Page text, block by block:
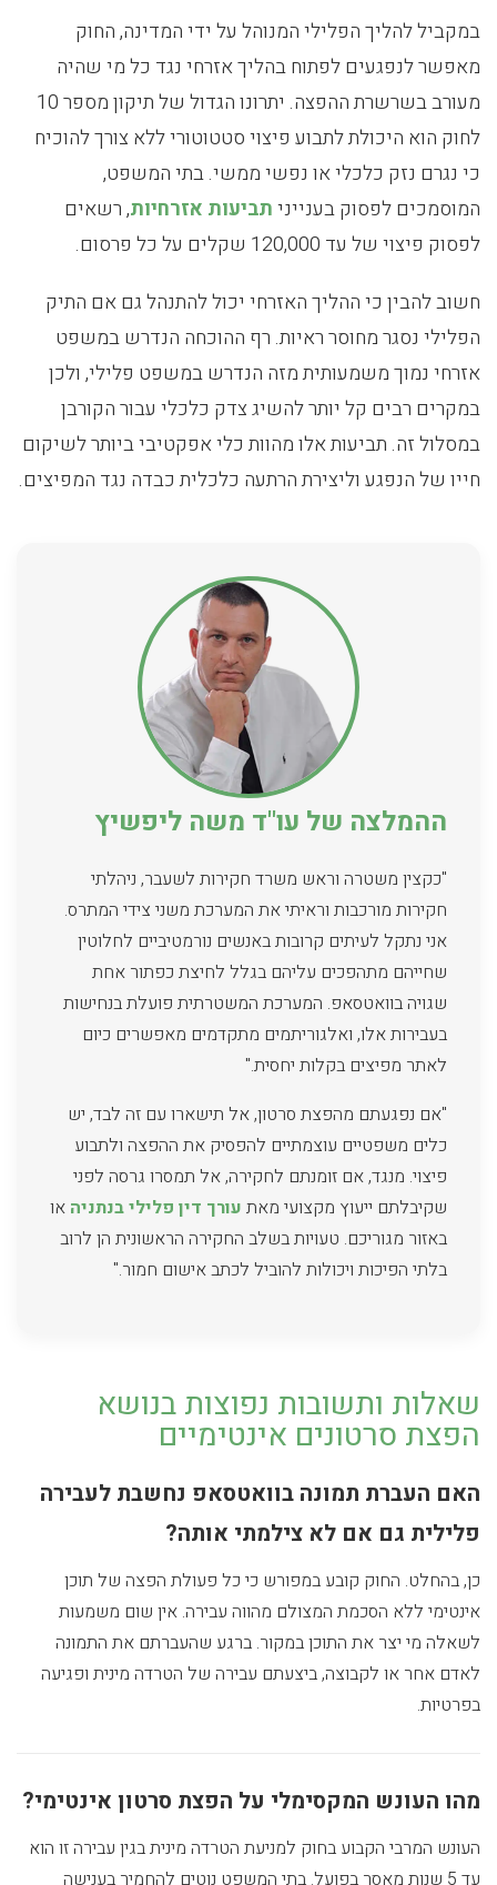
במקביל להליך הפלילי המנוהל על ידי המדינה, החוק
מאפשר לנפגעים לפתוח בהליך אזרחי נגד כל מי שהיה
מעורב בשרשרת ההפצה. יתרונו הגדול של תיקון מספר 10
לחוק הוא היכולת לתבוע פיצוי סטטוטורי ללא צורך להוכיח
כי נגרם נזק כלכלי או נפשי ממשי. בתי המשפט,
המוסמכים לפסוק בענייניתביעות אזרחיות, רשאים
לפסוק פיצוי של עד 120,000 שקלים על כל פרסום.
חשוב להבין כי ההליך האזרחי יכול להתנהל גם אם התיק
הפלילי נסגר מחוסר ראיות. רף ההוכחה הנדרש במשפט
אזרחי נמוך משמעותית מזה הנדרש במשפט פלילי, ולכן
במקרים רבים קל יותר להשיג צדק כלכלי עבור הקורבן
במסלול זה. תביעות אלו מהוות כלי אפקטיבי ביותר לשיקום
חייו של הנפגע וליצירת הרתעה כלכלית כבדה נגד המפיצים.
ההמלצה של עו"ד משה ליפשיץ
"כקצין משטרה וראש משרד חקירות לשעבר, ניהלתי
חקירות מורכבות וראיתי את המערכת משני צידי המתרס.
אני נתקל לעיתים קרובות באנשים נורמטיביים לחלוטין
שחייהם מתהפכים עליהם בגלל לחיצת כפתור אחת
שגויה בוואטסאפ. המערכת המשטרתית פועלת בנחישות
בעבירות אלו, ואלגוריתמים מתקדמים מאפשרים כיום
לאתר מפיצים בקלות יחסית."
"אם נפגעתם מהפצת סרטון, אל תישארו עם זה לבד, יש
כלים משפטיים עוצמתיים להפסיק את ההפצה ולתבוע
פיצוי. מנגד, אם זומנתם לחקירה, אל תמסרו גרסה לפני
שקיבלתם ייעוץ מקצועי מאת עורך דין פלילי בנתניה או
באזור מגוריכם. טעויות בשלב החקירה הראשונית הן לרוב
בלתי הפיכות ויכולות להוביל לכתב אישום חמור."
שאלות ותשובות נפוצות בנושא
הפצת סרטונים אינטימיים
האם העברת תמונה בוואטסאפ נחשבת לעבירה
פלילית גם אם לא צילמתי אותה?
כן, בהחלט. החוק קובע במפורש כי כל פעולת הפצה של תוכן
אינטימי ללא הסכמת המצולם מהווה עבירה. אין שום משמעות
לשאלה מי יצר את התוכן במקור. ברגע שהעברתם את התמונה
לאדם אחר או לקבוצה, ביצעתם עבירה של הטרדה מינית ופגיעה
בפרטיות.
מהו העונש המקסימלי על הפצת סרטון אינטימי?
העונש המרבי הקבוע בחוק למניעת הטרדה מינית בגין עבירה זו הוא